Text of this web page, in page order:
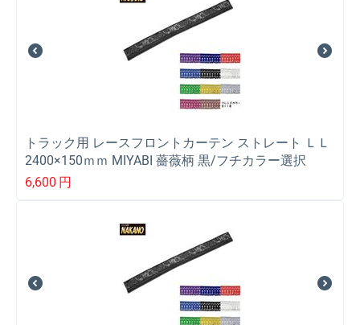
トラック用 レースフロントカーテン ストレート ＬＬ
2400×150ｍｍ MIYABI 薔薇柄 黒/フチカラー選択
6,600 円